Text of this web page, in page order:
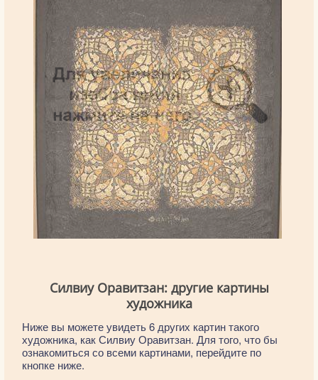
Силвиу Оравитзан: другие картины
художника
Ниже вы можете увидеть 6 других картин такого
художника, как Силвиу Оравитзан. Для того, что бы
ознакомиться со всеми картинами, перейдите по
кнопке ниже.